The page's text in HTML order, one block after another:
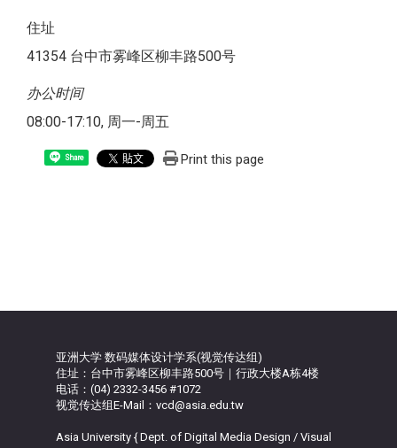
住址
41354 台中市雾峰区柳丰路500号
办公时间
08:00-17:10, 周一-周五
Share Print this page
亚洲大学 数码媒体设计学系(视觉传达组)
住址：台中市雾峰区柳丰路500号｜行政大楼A栋4楼
电话：(04) 2332-3456 #1072
视觉传达组E-Mail：vcd@asia.edu.tw
Asia University { Dept. of Digital Media Design / Visual